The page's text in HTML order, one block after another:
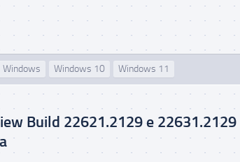
Windows Windows 10 Windows 11
Build 22621.2129 e 22631.2129